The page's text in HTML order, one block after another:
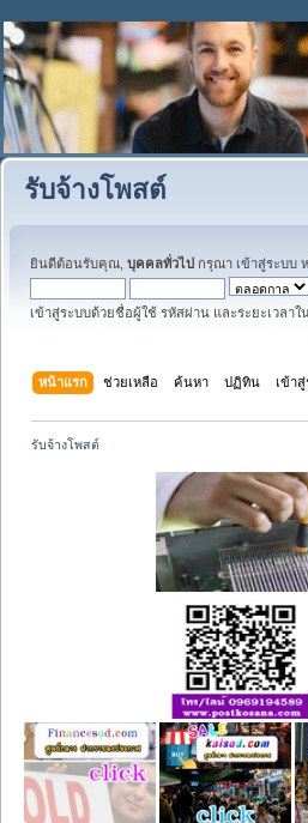
รับจ้างโพสต์
ยินดีต้อนรับคุณ, บุคคลทั่วไป กรุณา เข้าสู่ระบบ
เข้าสู่ระบบด้วยชื่อผู้ใช้ รหัสผ่าน และระยะเวลา
หน้าแรก ช่วยเหลือ ค้นหา ปฏิทิน เข้า
รับจ้างโพสต์